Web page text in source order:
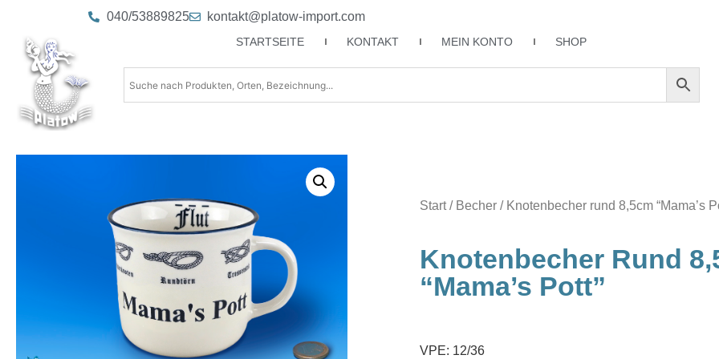
040/53889825 kontakt@platow-import.com
STARTSEITE KONTAKT MEIN KONTO SHOP
Start/ Becher / Knotenbecher rund 8,5cm “Mama’s
Knotenbecher Rund
“Mama’s Pott”
VPE: 12/36